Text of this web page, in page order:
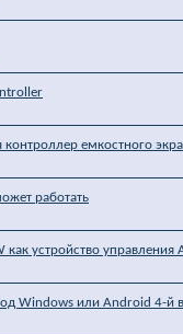
емкостного
работать
устройство управления
Windows или Android 4-й